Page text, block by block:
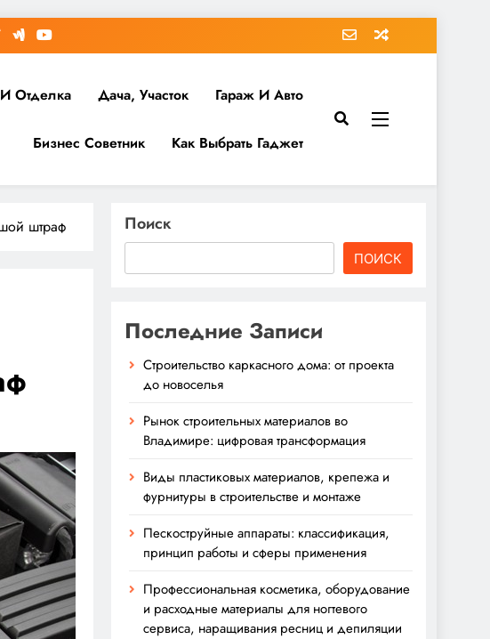
Отделка Дача, Участок Гараж И Авто
Бизнес Советник Как Выбрать Гаджет
штраф Поиск
ПОИСК
Последние Записи
Строительство каркасного дома: от проекта
до новоселья
Рынок строительных материалов во
Владимире: цифровая трансформация
Виды пластиковых материалов, крепежа и
фурнитуры в строительстве и монтаже
Пескоструйные аппараты: классификация,
принцип работы и сферы применения
Профессиональная косметика, оборудование
и расходные материалы для ногтевого
сервиса, наращивания ресниц и депиляции